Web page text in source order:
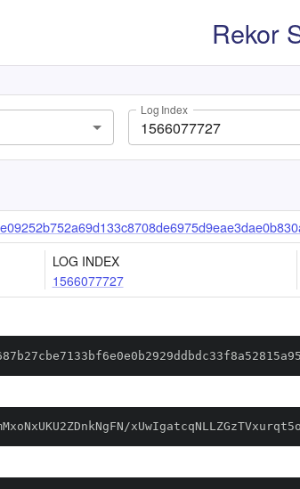
Rekor
Log Index
LOG INDEX
1566077727